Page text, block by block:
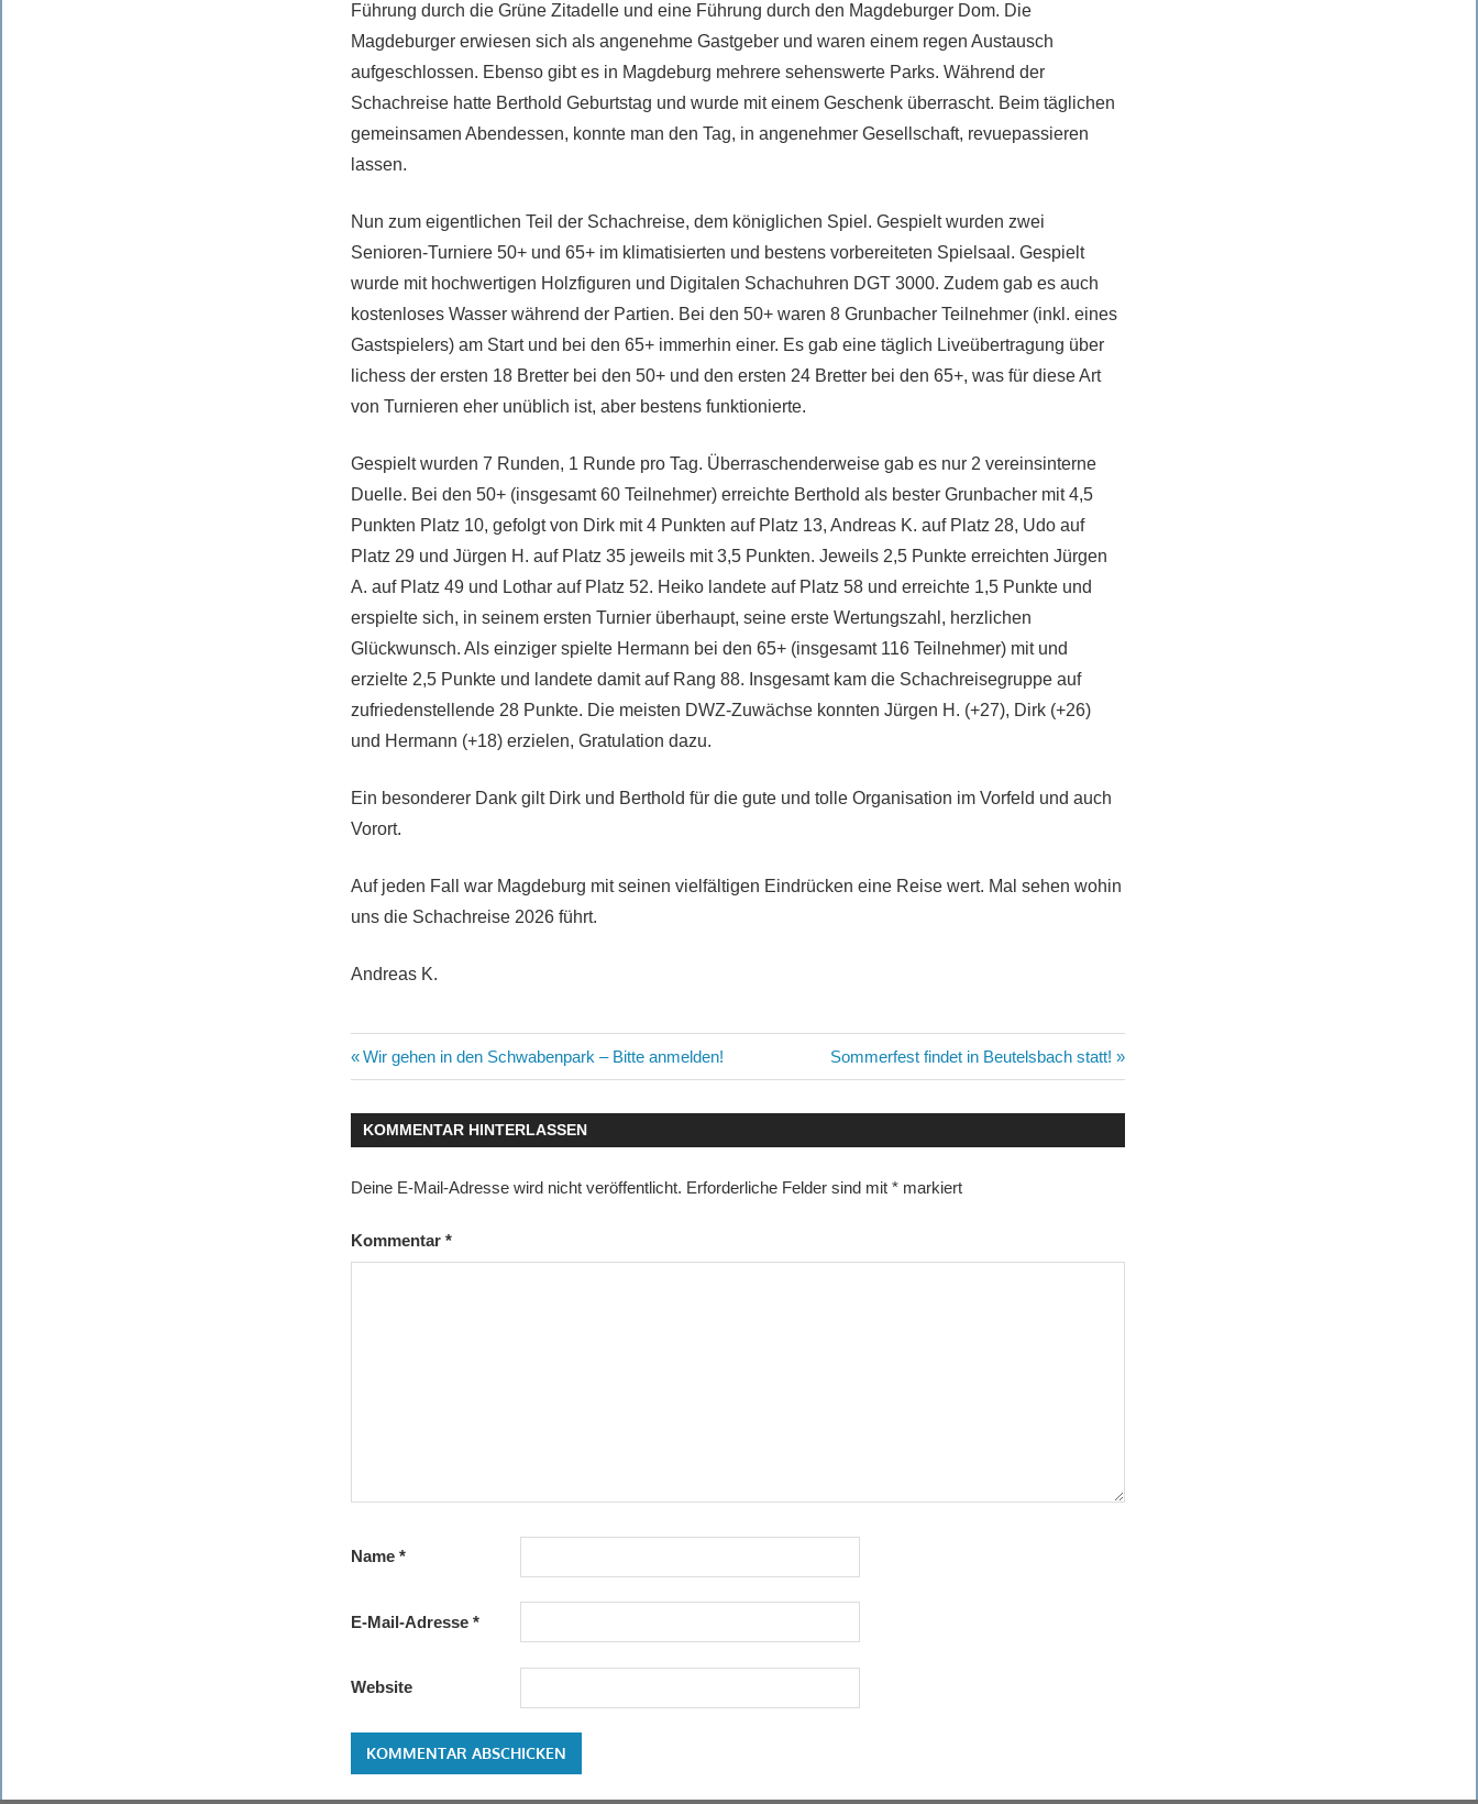
Führung durch die Grüne Zitadelle und eine Führung durch den Magdeburger Dom. Die
Magdeburger erwiesen sich als angenehme Gastgeber und waren einem regen Austausch
aufgeschlossen. Ebenso gibt es in Magdeburg mehrere sehenswerte Parks. Während der
Schachreise hatte Berthold Geburtstag und wurde mit einem Geschenk überrascht. Beim täglichen
gemeinsamen Abendessen, konnte man den Tag, in angenehmer Gesellschaft, revuepassieren
lassen.
Nun zum eigentlichen Teil der Schachreise, dem königlichen Spiel. Gespielt wurden zwei
Senioren-Turniere 50+ und 65+ im klimatisierten und bestens vorbereiteten Spielsaal. Gespielt
wurde mit hochwertigen Holzfiguren und Digitalen Schachuhren DGT 3000. Zudem gab es auch
kostenloses Wasser während der Partien. Bei den 50+ waren 8 Grunbacher Teilnehmer (inkl. eines
Gastspielers) am Start und bei den 65+ immerhin einer. Es gab eine täglich Liveübertragung über
lichess der ersten 18 Bretter bei den 50+ und den ersten 24 Bretter bei den 65+, was für diese Art
von Turnieren eher unüblich ist, aber bestens funktionierte.
Gespielt wurden 7 Runden, 1 Runde pro Tag. Überraschenderweise gab es nur 2 vereinsinterne
Duelle. Bei den 50+ (insgesamt 60 Teilnehmer) erreichte Berthold als bester Grunbacher mit 4,5
Punkten Platz 10, gefolgt von Dirk mit 4 Punkten auf Platz 13, Andreas K. auf Platz 28, Udo auf
Platz 29 und Jürgen H. auf Platz 35 jeweils mit 3,5 Punkten. Jeweils 2,5 Punkte erreichten Jürgen
A. auf Platz 49 und Lothar auf Platz 52. Heiko landete auf Platz 58 und erreichte 1,5 Punkte und
erspielte sich, in seinem ersten Turnier überhaupt, seine erste Wertungszahl, herzlichen
Glückwunsch. Als einziger spielte Hermann bei den 65+ (insgesamt 116 Teilnehmer) mit und
erzielte 2,5 Punkte und landete damit auf Rang 88. Insgesamt kam die Schachreisegruppe auf
zufriedenstellende 28 Punkte. Die meisten DWZ-Zuwächse konnten Jürgen H. (+27), Dirk (+26)
und Hermann (+18) erzielen, Gratulation dazu.
Ein besonderer Dank gilt Dirk und Berthold für die gute und tolle Organisation im Vorfeld und auch
Vorort.
Auf jeden Fall war Magdeburg mit seinen vielfältigen Eindrücken eine Reise wert. Mal sehen wohin
uns die Schachreise 2026 führt.
Andreas K.
Beitragsnavigation
Vorheriger
Beitrag:
Wir gehen in den Schwabenpark – Bitte anmelden!
Nächster
Beitrag:
Sommerfest findet in Beutelsbach statt!
KOMMENTAR HINTERLASSEN
Deine E-Mail-Adresse wird nicht veröffentlicht. Erforderliche Felder sind mit* markiert
Kommentar*
Name*
E-Mail-Adresse*
Website